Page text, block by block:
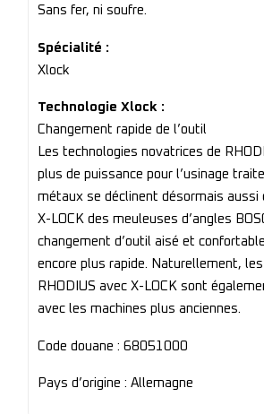
Sans fer, ni soufre.
Spécialité :
Xlock
Technologie Xlock :
Changement rapide de l’outil
Les technologies novatrices de
plus de puissance pour l’usinage
métaux se déclinent désormais aussi
X-LOCK des meuleuses d’angles
changement d’outil aisé et
encore plus rapide. Naturellement,
RHODIUS avec X-LOCK sont
avec les machines plus anciennes.
Code douane : 68051000
Pays d’origine : Allemagne